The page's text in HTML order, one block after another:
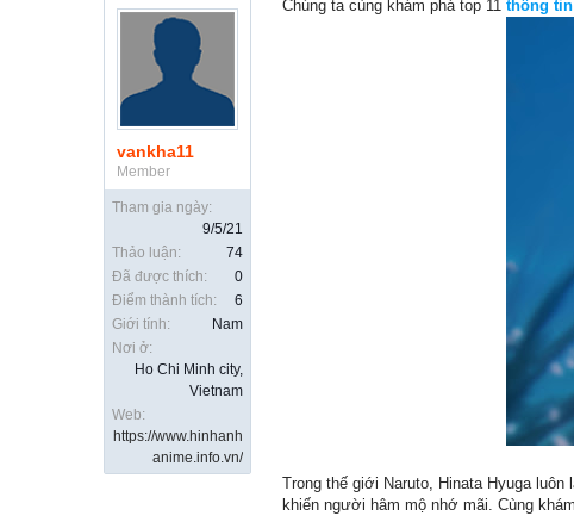
vankha11
Member
Tham gia ngày:
9/5/21
Thảo luận:
74
Đã được thích:
0
Điểm thành tích:
6
Giới tính:
Nam
Nơi ở:
Ho Chi Minh city,
Vietnam
Web:
https://www.hinhanh
anime.info.vn/
Chúng ta cùng khám phá top 11 thông
Trong thế giới Naruto, Hinata Hyuga
khiến người hâm mộ nhớ mãi. Cùng